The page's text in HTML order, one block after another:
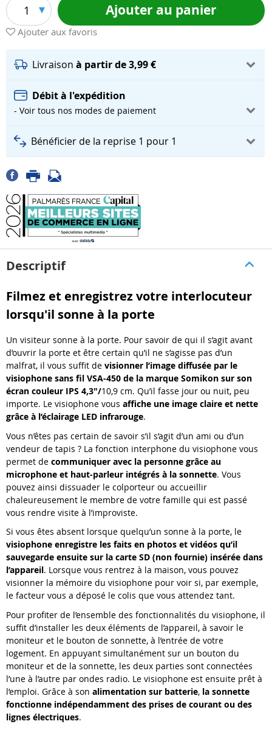
1 Ajouter au panier
Ajouter aux favoris
Livraison à partir de 3,99 €
Débit à l'expédition
- Voir tous nos modes de paiement
Bénéficier de la reprise 1 pour 1
Descriptif
Filmez et enregistrez votre interlocuteur
lorsqu'il sonne à la porte
Un visiteur sonne à la porte. Pour savoir de qui il s’agit avant
d’ouvrir la porte et être certain qu’il ne s’agisse pas d’un
malfrat, il vous suffit de visionner l’image diffusée par le
visiophone sans fil VSA-450 de la marque Somikon sur son
écran couleur IPS 4,3"/10,9 cm. Qu’il fasse jour ou nuit, peu
importe. Le visiophone vous affiche une image claire et nette
grâce à l’éclairage LED infrarouge.
Vous n’êtes pas certain de savoir s’il s’agit d’un ami ou d’un
vendeur de tapis ? La fonction interphone du visiophone vous
permet de communiquer avec la personne grâce au
microphone et haut-parleur intégrés à la sonnette. Vous
pouvez ainsi dissuader le colporteur ou accueillir
chaleureusement le membre de votre famille qui est passé
vous rendre visite à l’improviste.
Si vous êtes absent lorsque quelqu’un sonne à la porte, le
visiophone enregistre les faits en photos et vidéos qu’il
sauvegarde ensuite sur la carte SD (non fournie) insérée dans
l’appareil. Lorsque vous rentrez à la maison, vous pouvez
visionner la mémoire du visiophone pour voir si, par exemple,
le facteur vous a déposé le colis que vous attendez tant.
Pour profiter de l’ensemble des fonctionnalités du visiophone, il
suffit d’installer les deux éléments de l’appareil, à savoir le
moniteur et le bouton de sonnette, à l’entrée de votre
logement. En appuyant simultanément sur un bouton du
moniteur et de la sonnette, les deux parties sont connectées
l’une à l’autre par ondes radio. Le visiophone est ensuite prêt à
l’emploi. Grâce à son alimentation sur batterie, la sonnette
fonctionne indépendamment des prises de courant ou des
lignes électriques.